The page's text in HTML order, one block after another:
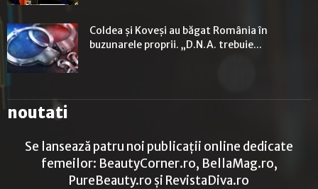
Coldea şi Koveşi au băgat România în
buzunarele proprii. „D.N.A. trebuie...
noutati
Se lansează patru noi publicații online dedicate
femeilor: BeautyCorner.ro, BellaMag.ro,
PureBeauty.ro și RevistaDiva.ro